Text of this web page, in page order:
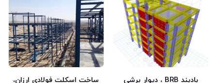
بادبند BRB ، دیوار برشی
ساخت اسکلت فولادی ارزان،